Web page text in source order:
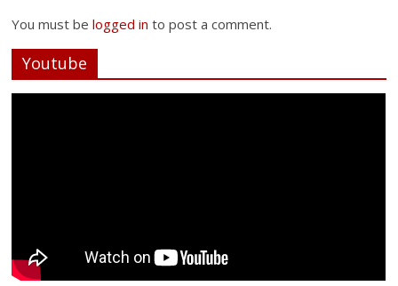
You must belogged in to post a comment.
Youtube